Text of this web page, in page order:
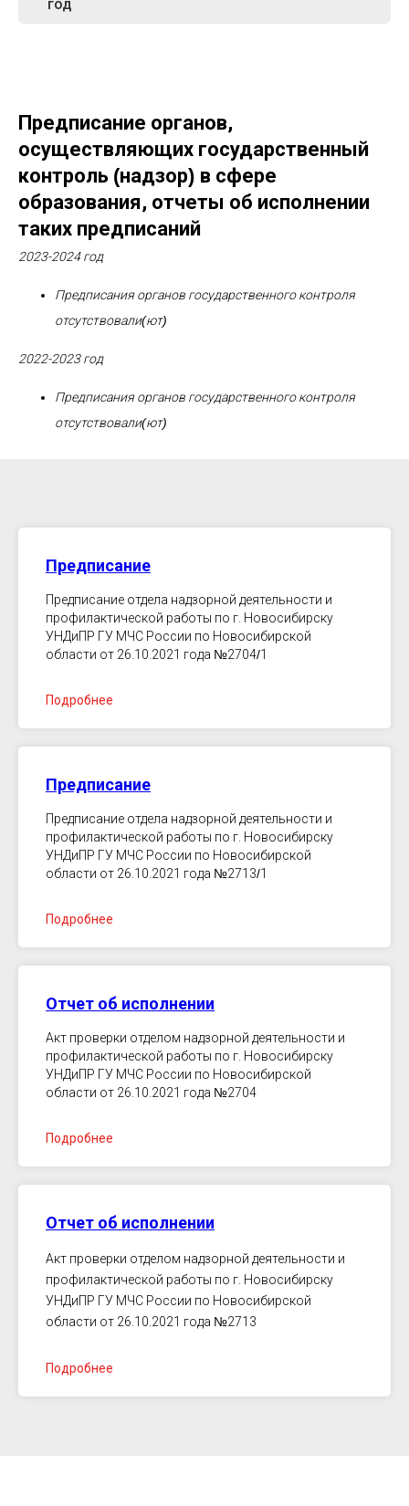
год
Предписание органов,
осуществляющих государственный
контроль (надзор) в сфере
образования, отчеты об исполнении
таких предписаний
2023-2024 год
Предписания органов государственного контроля
отсутствовали(ют)
2022-2023 год
Предписания органов государственного контроля
отсутствовали(ют)
Предписание
Предписание отдела надзорной деятельности и
профилактической работы по г. Новосибирску
УНДиПР ГУ МЧС России по Новосибирской
области от 26.10.2021 года №2704/1
Подробнее
Предписание
Предписание отдела надзорной деятельности и
профилактической работы по г. Новосибирску
УНДиПР ГУ МЧС России по Новосибирской
области от 26.10.2021 года №2713/1
Подробнее
Отчет об исполнении
Акт проверки отделом надзорной деятельности и
профилактической работы по г. Новосибирску
УНДиПР ГУ МЧС России по Новосибирской
области от 26.10.2021 года №2704
Подробнее
Отчет об исполнении
Акт проверки отделом надзорной деятельности и
профилактической работы по г. Новосибирску
УНДиПР ГУ МЧС России по Новосибирской
области от 26.10.2021 года №2713
Подробнее